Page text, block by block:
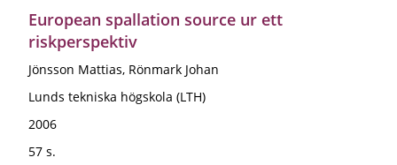
European spallation source ur ett
riskperspektiv
Jönsson Mattias, Rönmark Johan
Lunds tekniska högskola (LTH)
2006
57 s.